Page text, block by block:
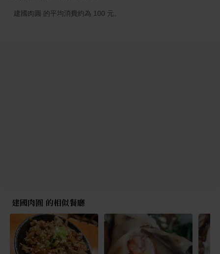
建國肉圓 的平均消費約為 100 元。
建國肉圓 的相似餐廳